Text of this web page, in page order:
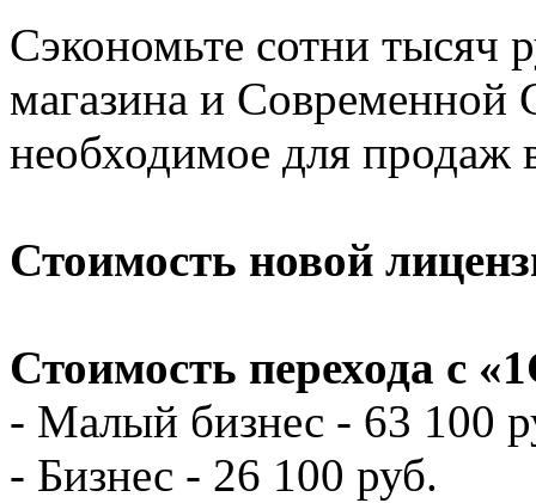
Сэкономьте сотни тысяч
магазина и Современной
необходимое для продаж
Стоимость новой
Стоимость перехода с
- Малый бизнес - 63 100
- Бизнес - 26 100 руб.